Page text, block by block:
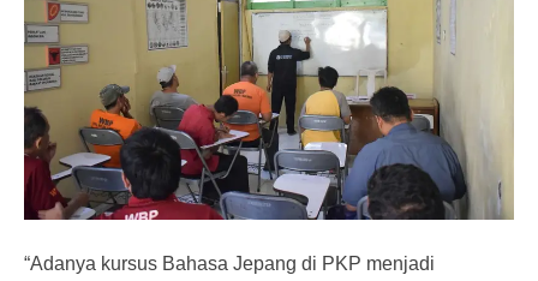
“Adanya kursus Bahasa Jepang di PKP menjadi